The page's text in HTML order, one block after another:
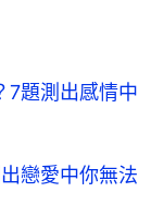
7題測出感情中
戀愛中你無法